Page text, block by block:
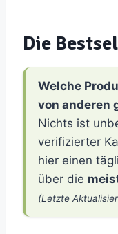
Die
Welche
von anderen
Nichts ist
verifizierter
hier einen
über die
(Letzte